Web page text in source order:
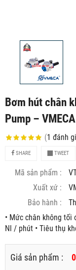
Bơm hút chân
Pump – VMECA
(1 đánh
SHARE TWEET
Mã sản phẩm :
Xuất xứ :
Bảo hành :
• Mức chân không tối
Nl / phút • Tiêu thụ
Giá sản phẩm :